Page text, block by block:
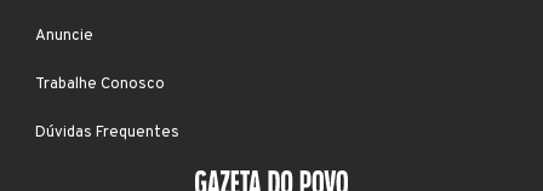
Anuncie
Trabalhe Conosco
Dúvidas Frequentes